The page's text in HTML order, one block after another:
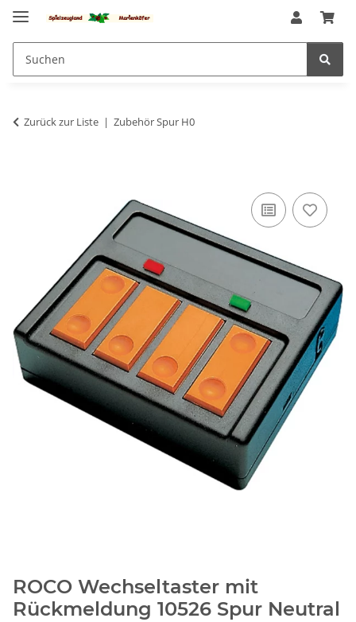
Zurück zur Liste Zubehör Spur H0
ROCO Wechseltaster mit
Rückmeldung 10526 Spur Neutral